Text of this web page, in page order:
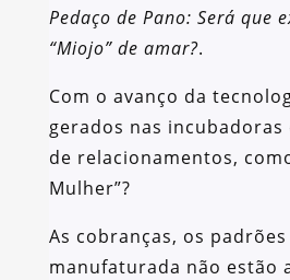
Pedaço de Pano: Será que
“Miojo” de amar?.
Com o avanço da
gerados nas
de relacionamentos,
Mulher”?
As cobranças, os padrões
manufaturada não estão